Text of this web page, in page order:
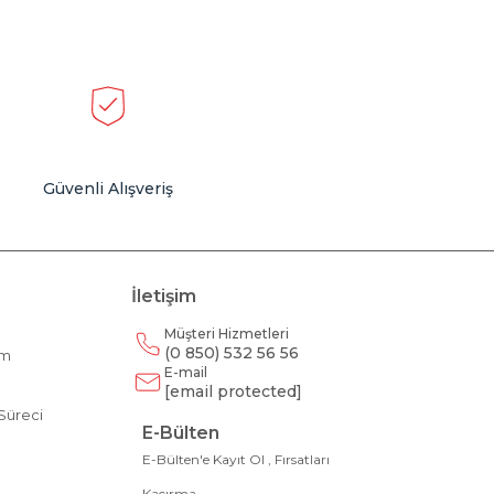
Güvenli Alışveriş
İletişim
Müşteri Hizmetleri
(0 850) 532 56 56
E-mail
[email protected]
E-Bülten
E-Bülten'e Kayıt Ol , Fırsatları